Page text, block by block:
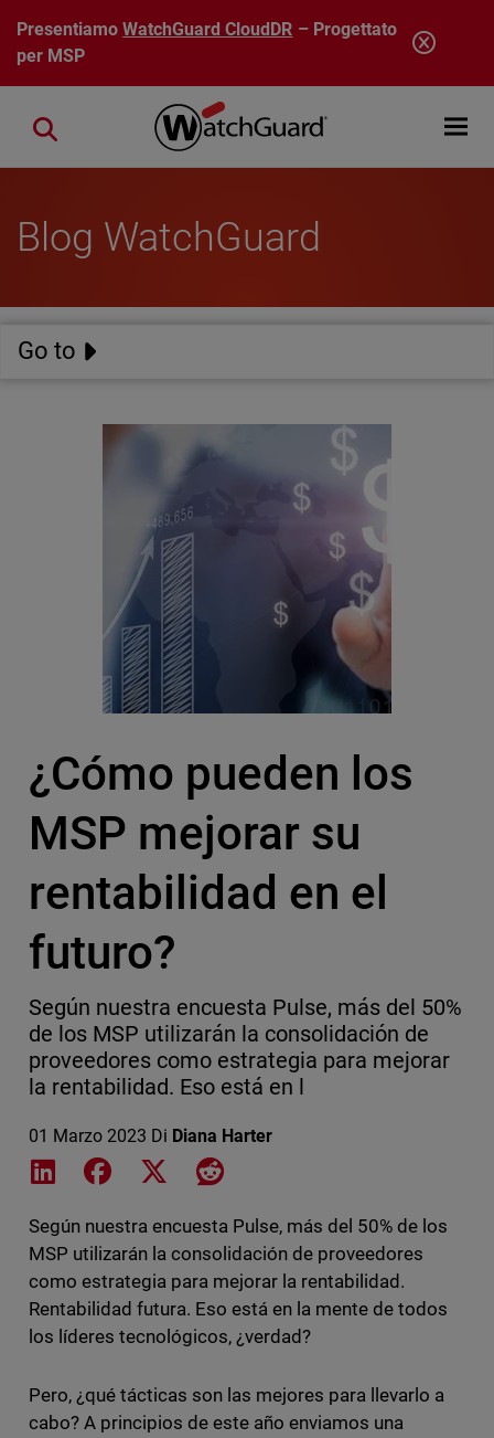
Salta al contenuto principale
PresentiamoWatchGuard CloudDR – Progettato
per MSP
Open
Close search
Blog WatchGuard
Go to
¿Cómo pueden los
MSP mejorar su
rentabilidad en el
futuro?
Según nuestra encuesta Pulse, más del 50%
de los MSP utilizarán la consolidación de
proveedores como estrategia para mejorar
la rentabilidad. Eso está en l
01 Marzo 2023 Di Diana Harter
Share on LinkedIn
Share on Facebook
Share on XShare on Reddit
Según nuestra encuesta Pulse, más del 50% de los
MSP utilizarán la consolidación de proveedores
como estrategia para mejorar la rentabilidad.
Rentabilidad futura. Eso está en la mente de todos
los líderes tecnológicos, ¿verdad?
Pero, ¿qué tácticas son las mejores para llevarlo a
cabo? A principios de este año enviamos una